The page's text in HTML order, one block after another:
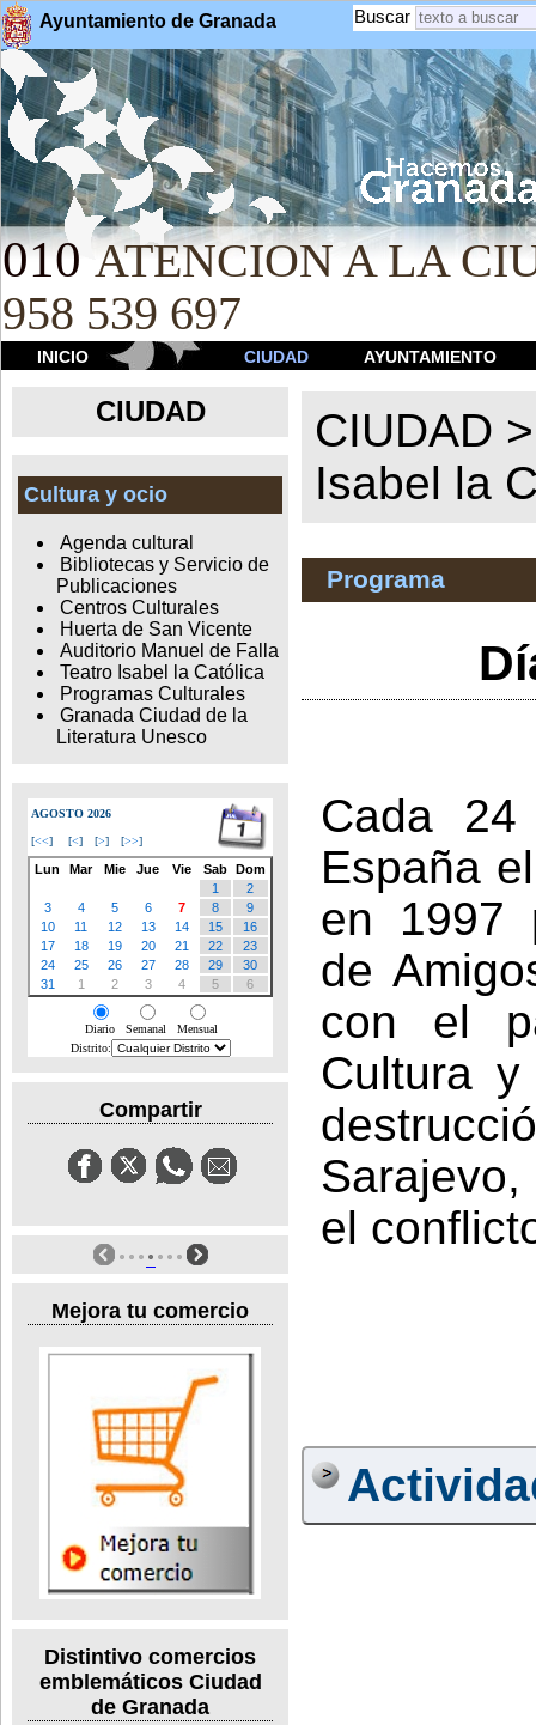
Ayuntamiento de Granada Buscar
010 ATENCION A LA
958 539 697
INICIO CIUDAD AYUNTAMIENTO
CIUDAD
Cultura y ocio
Agenda cultural
Bibliotecas y Servicio de
Publicaciones
Centros Culturales
Huerta de San Vicente
Auditorio Manuel de Falla
Teatro Isabel la Católica
Programas Culturales
Granada Ciudad de la
Literatura Unesco
AGOSTO 2026
[<<] [<] [>] [>>]
Lun Mar Mie Jue Vie Sab
Dom
1
2
3
4 5 6 7 8
9
10
11 12 13 14 15
16
17
18 19 20 21 22
23
24
25 26 27 28 29
30
31
1 2 3 4 5 6
Diario Semanal
Mensual
Distrito:
Compartir
Mejora tu comercio
Distintivo comercios
emblemáticos Ciudad
de Granada
CIUDAD
Isabel la
Programa
Cada
España
en 1997
de
con el
Cultura
el